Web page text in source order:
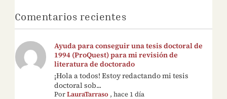
Comentarios recientes
Ayuda para conseguir una tesis doctoral de
1994 (ProQuest) para mi revisión de
literatura de doctorado
¡Hola a todos! Estoy redactando mi tesis
doctoral sob...
PorLauraTarraso ,hace 1 día